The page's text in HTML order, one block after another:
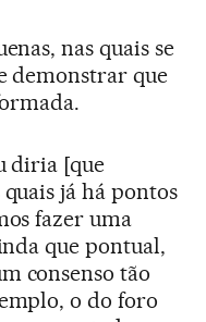
nas quais se
demonstrar que
diria [que
já há pontos
fazer uma
que pontual,
consenso tão
o do foro